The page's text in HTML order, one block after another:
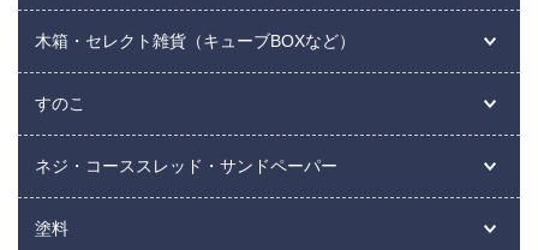
木箱・セレクト雑貨（キューブBOXなど）
すのこ
ネジ・コーススレッド・サンドペーパー
塗料